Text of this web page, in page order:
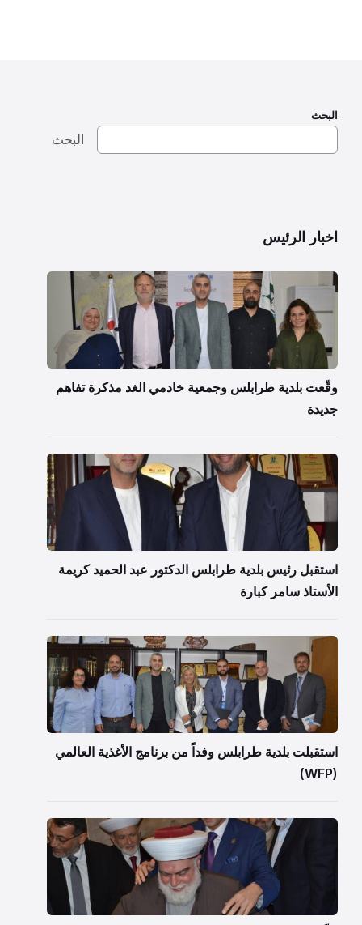
البحث
البحث
اخبار الرئيس
وقّعت بلدية طرابلس وجمعية خادمي الغد مذكرة تفاهم
جديدة
استقبل رئيس بلدية طرابلس الدكتور عبد الحميد كريمة
الأستاذ سامر كبارة
استقبلت بلدية طرابلس وفداً من برنامج الأغذية العالمي
(WFP)